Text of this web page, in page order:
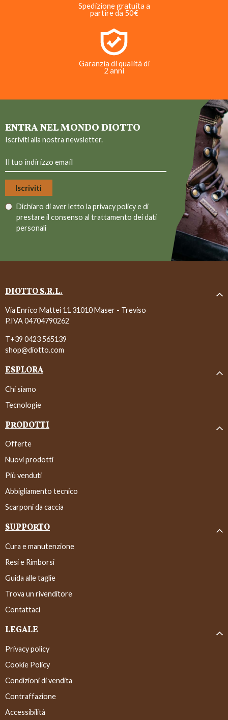
Spedizione gratuita a
partire da 50€
Garanzia di qualità di
2 anni
ENTRA NEL MONDO DIOTTO
Iscriviti alla nostra newsletter.
Dichiaro di aver letto la privacy policye di
prestare il consenso al trattamento dei dati
personali
DIOTTO S.R.L.
Via Enrico Mattei 11 31010 Maser - Treviso
P.IVA 04704790262
T+39 0423 565139
shop@diotto.com
ESPLORA
Chi siamo
Tecnologie
PRODOTTI
Offerte
Nuovi prodotti
Più venduti
Abbigliamento tecnico
Scarponi da caccia
SUPPORTO
Cura e manutenzione
Resi e Rimborsi
Guida alle taglie
Trova un rivenditore
Contattaci
LEGALE
Privacy policy
Cookie Policy
Condizioni di vendita
Contraffazione
Accessibilità